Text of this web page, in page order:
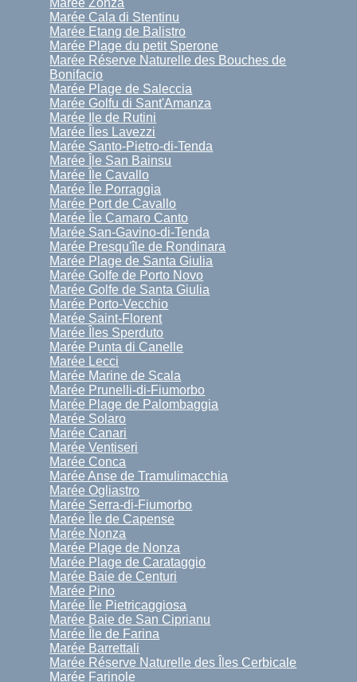
Marée Zonza
Marée Cala di Stentinu
Marée Etang de Balistro
Marée Plage du petit Sperone
Marée Réserve Naturelle des Bouches de
Bonifacio
Marée Plage de Saleccia
Marée Golfu di Sant'Amanza
Marée Ile de Rutini
Marée Îles Lavezzi
Marée Santo-Pietro-di-Tenda
Marée Île San Bainsu
Marée Île Cavallo
Marée Île Porraggia
Marée Port de Cavallo
Marée Île Camaro Canto
Marée San-Gavino-di-Tenda
Marée Presqu'île de Rondinara
Marée Plage de Santa Giulia
Marée Golfe de Porto Novo
Marée Golfe de Santa Giulia
Marée Porto-Vecchio
Marée Saint-Florent
Marée Îles Sperduto
Marée Punta di Canelle
Marée Lecci
Marée Marine de Scala
Marée Prunelli-di-Fiumorbo
Marée Plage de Palombaggia
Marée Solaro
Marée Canari
Marée Ventiseri
Marée Conca
Marée Anse de Tramulimacchia
Marée Ogliastro
Marée Serra-di-Fiumorbo
Marée Île de Capense
Marée Nonza
Marée Plage de Nonza
Marée Plage de Carataggio
Marée Baie de Centuri
Marée Pino
Marée Île Pietricaggiosa
Marée Baie de San Ciprianu
Marée Île de Farina
Marée Barrettali
Marée Réserve Naturelle des Îles Cerbicale
Marée Farinole